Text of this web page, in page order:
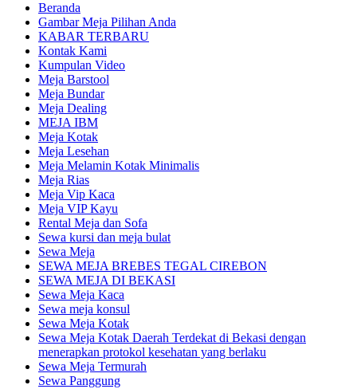
Beranda
Gambar Meja Pilihan Anda
KABAR TERBARU
Kontak Kami
Kumpulan Video
Meja Barstool
Meja Bundar
Meja Dealing
MEJA IBM
Meja Kotak
Meja Lesehan
Meja Melamin Kotak Minimalis
Meja Rias
Meja Vip Kaca
Meja VIP Kayu
Rental Meja dan Sofa
Sewa kursi dan meja bulat
Sewa Meja
SEWA MEJA BREBES TEGAL CIREBON
SEWA MEJA DI BEKASI
Sewa Meja Kaca
Sewa meja konsul
Sewa Meja Kotak
Sewa Meja Kotak Daerah Terdekat di Bekasi dengan
menerapkan protokol kesehatan yang berlaku
Sewa Meja Termurah
Sewa Panggung